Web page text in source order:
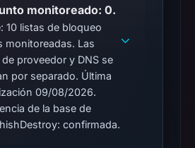
monitoreado: 0.
10 listas de bloqueo
monitoreadas. Las
de proveedor y DNS se
por separado. Última
09/08/2026.
de la base de
confirmada.